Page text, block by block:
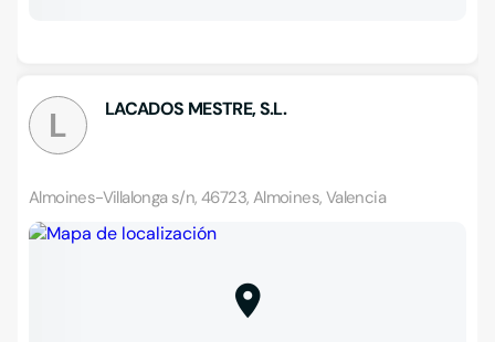
L LACADOS MESTRE, S.L.
Almoines-Villalonga s/n, 46723, Almoines, Valencia